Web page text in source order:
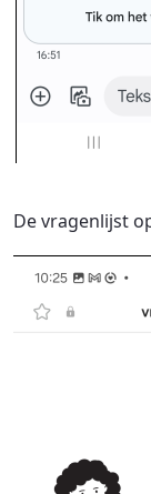
De vragenlijst